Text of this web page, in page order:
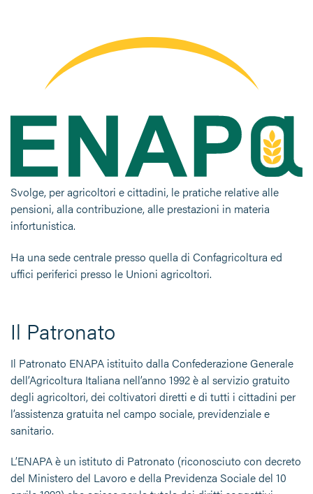
Svolge, per agricoltori e cittadini, le pratiche relative alle
pensioni, alla contribuzione, alle prestazioni in materia
infortunistica.
Ha una sede centrale presso quella di Confagricoltura ed
uffici periferici presso le Unioni agricoltori.
Il Patronato
Il Patronato ENAPA istituito dalla Confederazione Generale
dell’Agricoltura Italiana nell’anno 1992 è al servizio gratuito
degli agricoltori, dei coltivatori diretti e di tutti i cittadini per
l’assistenza gratuita nel campo sociale, previdenziale e
sanitario.
L’ENAPA è un istituto di Patronato (riconosciuto con decreto
del Ministero del Lavoro e della Previdenza Sociale del 10